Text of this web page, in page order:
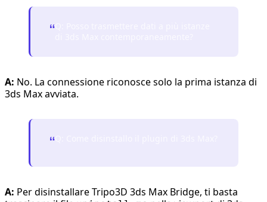
“
A: No. La connessione riconosce solo la prima istanza di
3ds Max avviata.
“
A: Per disinstallare Tripo3D 3ds Max Bridge, ti basta